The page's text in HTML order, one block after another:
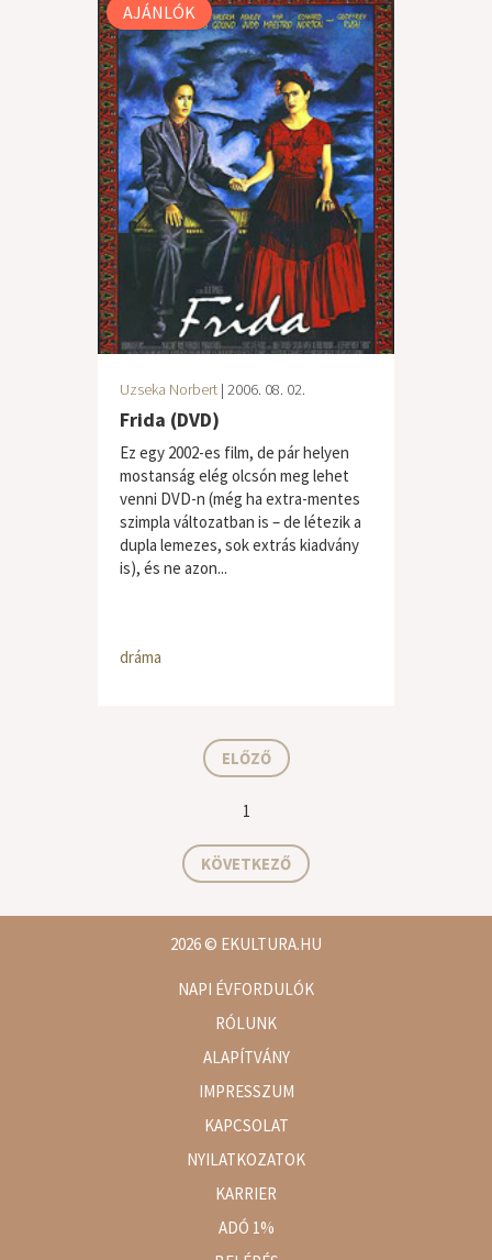
AJÁNLÓK
Uzseka Norbert | 2006. 08. 02.
Frida (DVD)
Ez egy 2002-es film, de pár helyen
mostanság elég olcsón meg lehet
venni DVD-n (még ha extra-mentes
szimpla változatban is – de létezik a
dupla lemezes, sok extrás kiadvány
is), és ne azon...
dráma
ELŐZŐ
1
KÖVETKEZŐ
2026© EKULTURA.HU
NAPI ÉVFORDULÓK
RÓLUNK
ALAPÍTVÁNY
IMPRESSZUM
KAPCSOLAT
NYILATKOZATOK
KARRIER
ADÓ 1%